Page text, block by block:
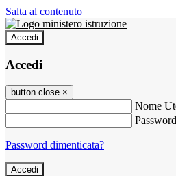
Salta al contenuto
Accedi
Accedi
button close ×
Nome
Password
Password dimenticata?